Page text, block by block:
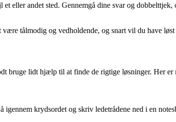
andet sted. Gennemgå dine svar og dobbelttjek,
tålmodig og vedholdende, og snart vil du have løst
bruge lidt hjælp til at finde de rigtige løsninger. Her
krydsordet og skriv ledetrådene ned i en